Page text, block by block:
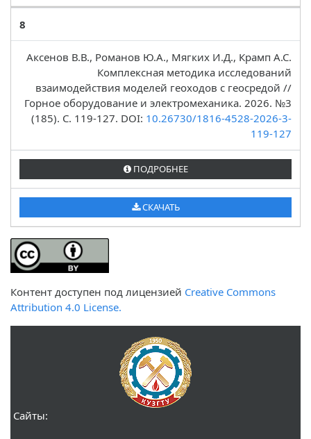
8
Аксенов В.В., Романов Ю.А., Мягких И.Д., Крамп А.С.
Комплексная методика исследований
взаимодействия моделей геоходов с геосредой //
Горное оборудование и электромеханика. 2026. №3
(185). C. 119-127. DOI: 10.26730/1816-4528-2026-3-
119-127
ПОДРОБНЕЕ
СКАЧАТЬ
Контент доступен под лицензией Creative Commons
Attribution 4.0 License.
Сайты: